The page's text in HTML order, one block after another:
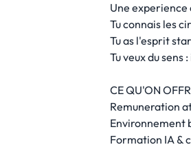
Une experience
Tu connais les
Tu as l'esprit
Tu veux du
CE QU'ON
Remuneration
Environnement
Formation IA &